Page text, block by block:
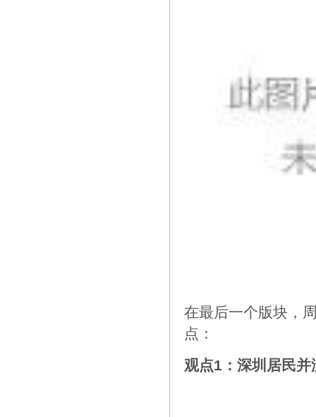
在最后一个版块，
点：
观点1：深圳居民